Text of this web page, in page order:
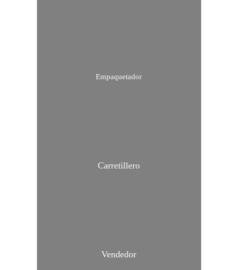
Empaquetador
Carretillero
Vendedor